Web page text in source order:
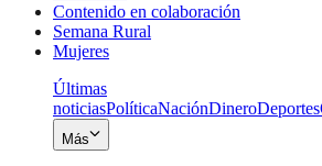
Contenido en colaboración
Semana Rural
Mujeres
Últimas
noticiasPolíticaNaciónDineroDeportes
Más